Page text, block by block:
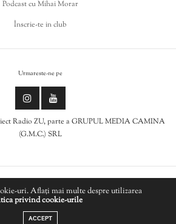
Podcast cu Mihai Morar
Înscrie-te in club
Urmareste-ne pe
Radio ZU, parte a GRUPUL MEDIA CAMINA
(G.M.C.) SRL
Politica de cookies
Politică de confidențialitate
uri. Aflați mai multe despre utilizarea
privind cookie-urile
ACCEPT